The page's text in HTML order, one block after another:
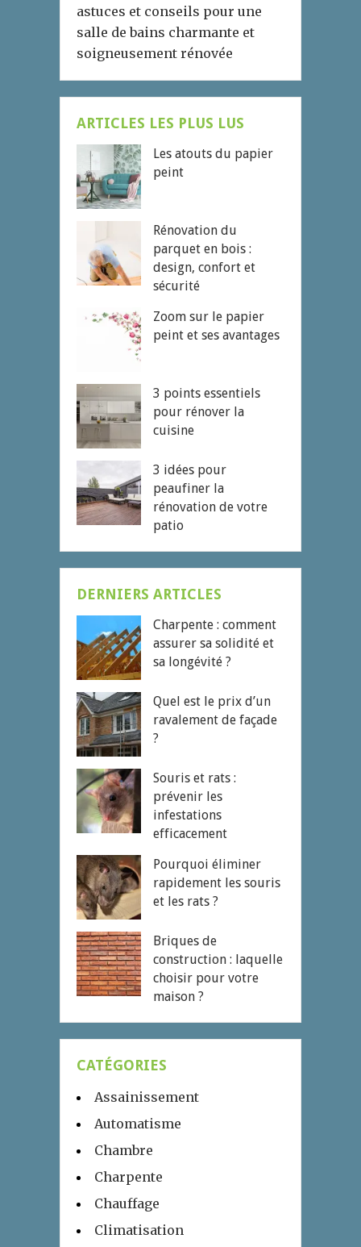
astuces et conseils pour une
salle de bains charmante et
soigneusement rénovée
ARTICLES LES PLUS LUS
Les atouts du papier
peint
Rénovation du
parquet en bois :
design, confort et
sécurité
Zoom sur le papier
peint et ses avantages
3 points essentiels
pour rénover la
cuisine
3 idées pour
peaufiner la
rénovation de votre
patio
DERNIERS ARTICLES
Charpente : comment
assurer sa solidité et
sa longévité ?
Quel est le prix d’un
ravalement de façade
?
Souris et rats :
prévenir les
infestations
efficacement
Pourquoi éliminer
rapidement les souris
et les rats ?
Briques de
construction : laquelle
choisir pour votre
maison ?
CATÉGORIES
Assainissement
Automatisme
Chambre
Charpente
Chauffage
Climatisation